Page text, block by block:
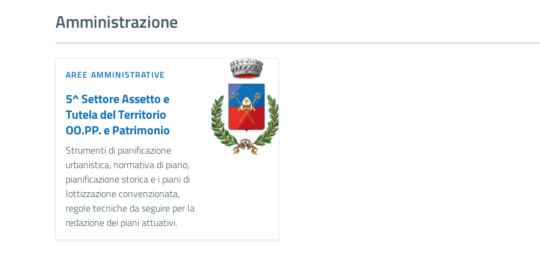
Amministrazione
AREE AMMINISTRATIVE
5^ Settore Assetto e
Tutela del Territorio
OO.PP. e Patrimonio
Strumenti di pianificazione
urbanistica, normativa di piano,
pianificazione storica e i piani di
lottizzazione convenzionata,
regole tecniche da seguire per la
redazione dei piani attuativi.